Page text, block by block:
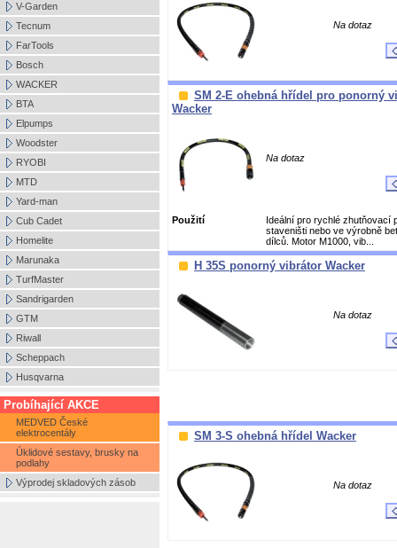
V-Garden
Tecnum
FarTools
Bosch
WACKER
BTA
Elpumps
Woodster
RYOBI
MTD
Yard-man
Cub Cadet
Homelite
Marunaka
TurfMaster
Sandrigarden
GTM
Riwall
Scheppach
Husqvarna
Probíhající AKCE
MEDVED České
elektrocentály
Úklidové sestavy, brusky na
podlahy
Výprodej skladových zásob
Na dotaz
SM 2-E ohebná hřídel pro ponorný
Wacker
Na dotaz
Použití
Ideální pro rychlé zhutňovací
staveništi nebo ve výrobně
dílců. Motor M1000, vib...
H 35S ponorný vibrátor Wacker
Na dotaz
SM 3-S ohebná hřídel Wacker
Na dotaz